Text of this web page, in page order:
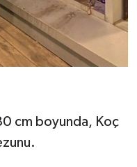
cm boyunda, Koç